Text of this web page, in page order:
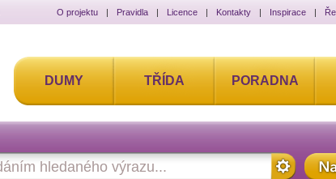
O projektu | Pravidla | Licence | Kontakty | Inspirace |
DUMY TŘÍDA PORADNA